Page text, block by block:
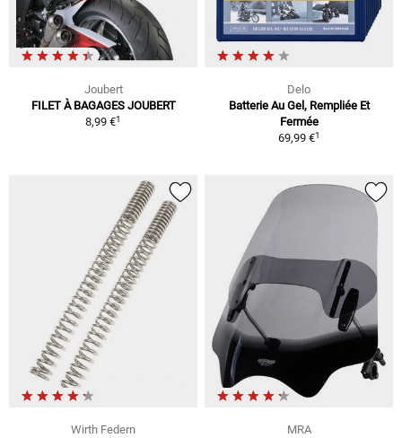
Joubert
FILET À BAGAGES JOUBERT
8,99 €1
Delo
Batterie Au Gel, Rempliée Et
Fermée
69,99 €1
Wirth Federn
MRA